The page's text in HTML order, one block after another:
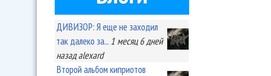
ДИВИЗОР: Я еще не заходил
так далеко за... 1 месяц 6 дней
назад alexard
Второй альбом киприотов